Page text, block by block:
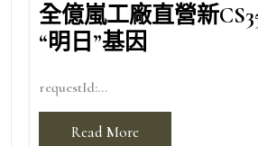
全億嵐工廠直營新
“明日”基因
requestId:...
Read More